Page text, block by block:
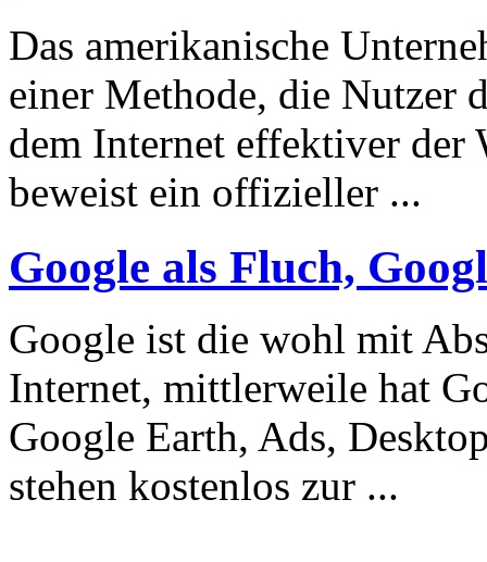
Das amerikanische
einer Methode, die Nutzer
dem Internet effektiver der
beweist ein offizieller ...
Google als Fluch,
Google ist die wohl mit
Internet, mittlerweile hat
Google Earth, Ads,
stehen kostenlos zur ...